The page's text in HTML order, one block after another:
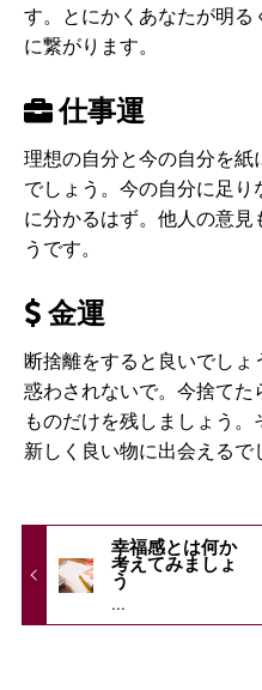
す。とにかくあなたが明
に繋がります。
仕事運
理想の自分と今の自分を
でしょう。今の自分に足
に分かるはず。他人の意
うです。
金運
断捨離をすると良いでし
惑わされないで。今捨てた
ものだけを残しましょう
新しく良い物に出会えるで
幸福感とは何か
考えてみましょ
う
...